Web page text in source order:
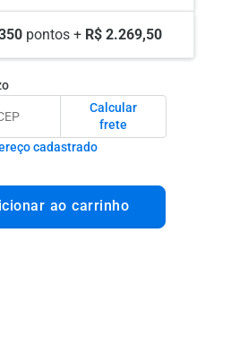
pontos + R$ 2.269,50
Calcular
frete
cadastrado
ao carrinho